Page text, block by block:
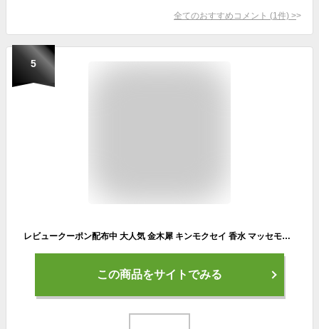
全てのおすすめコメント (1 件) >
5
レビュークーポン配布中 大人気 金木犀 キンモクセイ 香水 マッセモリー オードトワレ ブルームオスマンサス キンモクセイの香り フレグランス 2022年 秋冬 限定 数量限定 在庫限り アウトレット 廃盤 1000円
この商品をサイトでみる